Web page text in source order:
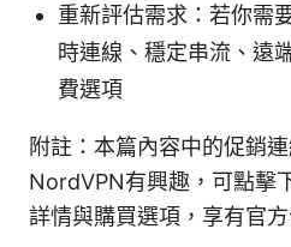
重新評估需求：若你需
時連線、穩定串流、遠
費選項
附註：本篇內容中的促銷
NordVPN有興趣，可點擊
詳情與購買選項，享有官方